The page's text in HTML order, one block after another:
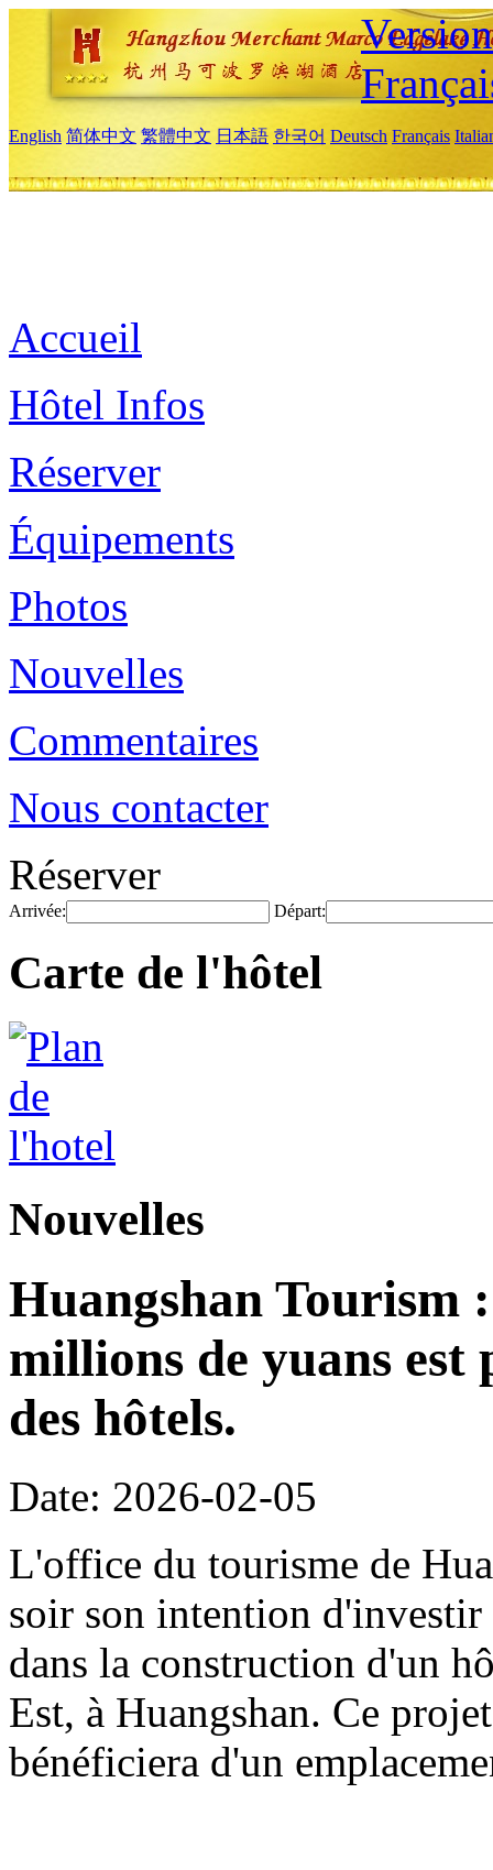
English 简体中文 繁體中文 日本語 한국어 Deutsch Français
Accueil
Hôtel Infos
Réserver
Équipements
Photos
Nouvelles
Commentaires
Nous contacter
Réserver
Arrivée: Départ:
Carte de l'hôtel
Nouvelles
Huangshan Tourism
millions de yuans
des hôtels.
Date: 2026-02-05
L'office du tourisme de
soir son intention
dans la construction d'un
Est, à Huangshan. Ce
bénéficiera d'un